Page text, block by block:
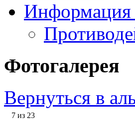
Информация
Фотогалерея
Вернуться в
7 из 23